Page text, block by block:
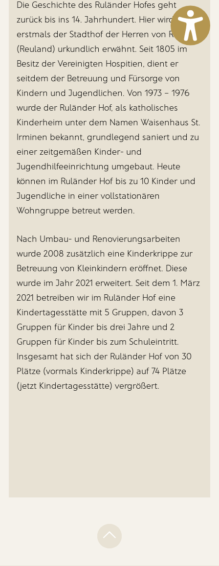
Die Geschichte des Ruländer Hofes geht
zurück bis ins 14. Jahrhundert. Hier wird
erstmals der Stadthof der Herren von Rulandt
(Reuland) urkundlich erwähnt. Seit 1805 im
Besitz der Vereinigten Hospitien, dient er
seitdem der Betreuung und Fürsorge von
Kindern und Jugendlichen. Von 1973 – 1976
wurde der Ruländer Hof, als katholisches
Kinderheim unter dem Namen Waisenhaus St.
Irminen bekannt, grundlegend saniert und zu
einer zeitgemäßen Kinder- und
Jugendhilfeeinrichtung umgebaut. Heute
können im Ruländer Hof bis zu 10 Kinder und
Jugendliche in einer vollstationären
Wohngruppe betreut werden.
Nach Umbau- und Renovierungsarbeiten
wurde 2008 zusätzlich eine Kinderkrippe zur
Betreuung von Kleinkindern eröffnet. Diese
wurde im Jahr 2021 erweitert. Seit dem 1. März
2021 betreiben wir im Ruländer Hof eine
Kindertagesstätte mit 5 Gruppen, davon 3
Gruppen für Kinder bis drei Jahre und 2
Gruppen für Kinder bis zum Schuleintritt.
Insgesamt hat sich der Ruländer Hof von 30
Plätze (vormals Kinderkrippe) auf 74 Plätze
(jetzt Kindertagesstätte) vergrößert.